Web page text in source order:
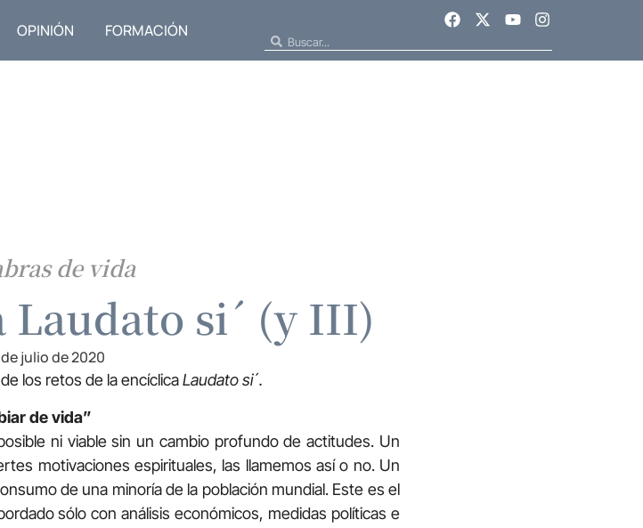
OPINIÓN FORMACIÓN
de vida
Laudato si´ (y III)
de julio de 2020
de los retos de la encíclicaLaudato si´.
de vida”
ni viable sin un cambio profundo de actitudes. Un
motivaciones espirituales, las llamemos así o no. Un
de una minoría de la población mundial. Este es el
sólo con análisis económicos, medidas políticas e